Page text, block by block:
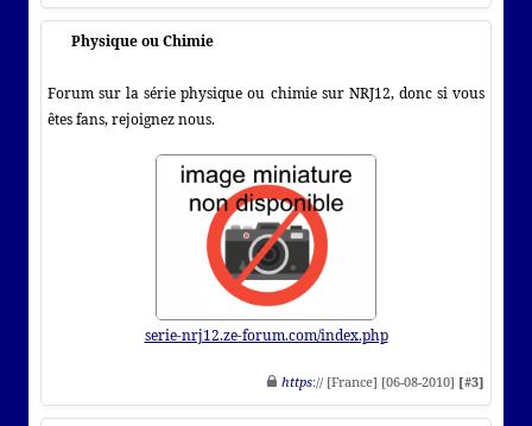
Physique ou Chimie
Forum sur la série physique ou chimie sur NRJ12, donc si vous
êtes fans, rejoignez nous.
serie-nrj12.ze-forum.com/index.php
https:// [France] [06-08-2010] [#3]